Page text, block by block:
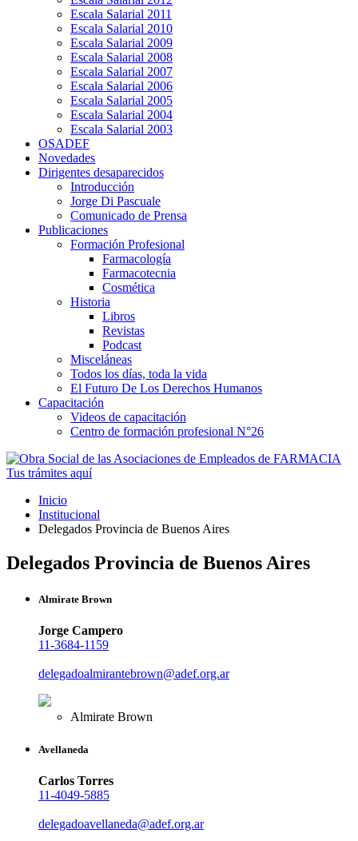
Escala Salarial 2011
Escala Salarial 2010
Escala Salarial 2009
Escala Salarial 2008
Escala Salarial 2007
Escala Salarial 2006
Escala Salarial 2005
Escala Salarial 2004
Escala Salarial 2003
OSADEF
Novedades
Dirigentes desaparecidos
Introducción
Jorge Di Pascuale
Comunicado de Prensa
Publicaciones
Formación Profesional
Farmacología
Farmacotecnia
Cosmética
Historia
Libros
Revistas
Podcast
Misceláneas
Todos los días, toda la vida
El Futuro De Los Derechos Humanos
Capacitación
Videos de capacitación
Centro de formación profesional N°26
Tus trámites aquí
Inicio
Institucional
Delegados Provincia de Buenos Aires
Delegados Provincia de Buenos Aires
Almirate Brown
Jorge Campero
11-3684-1159
delegadoalmirantebrown@adef.org.ar
Almirate Brown
Avellaneda
Carlos Torres
11-4049-5885
delegadoavellaneda@adef.org.ar